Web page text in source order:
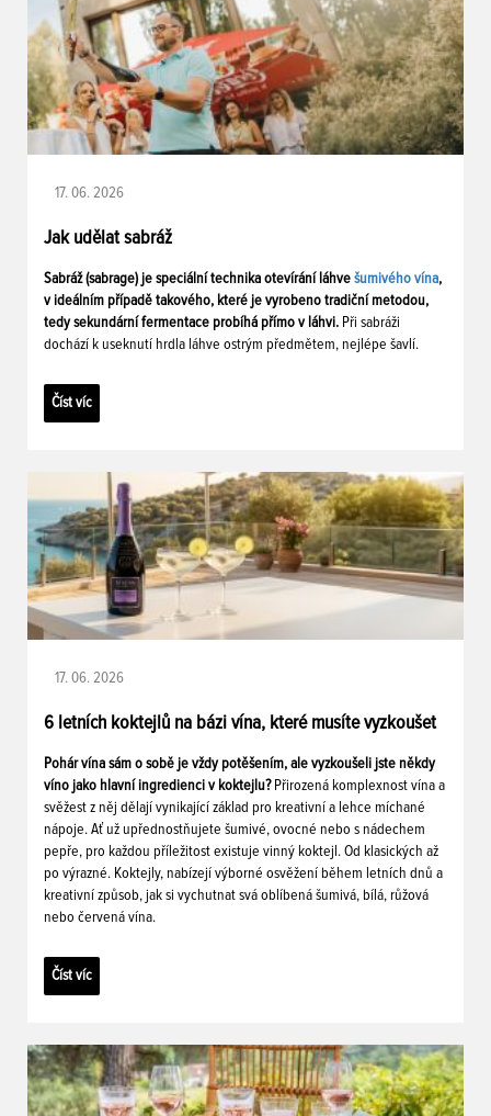
17. 06. 2026
Jak udělat sabráž
Sabráž (sabrage) je speciální technika otevírání láhve šumivého vína,
v ideálním případě takového, které je vyrobeno tradiční metodou,
tedy sekundární fermentace probíhá přímo v láhvi. Při sabráži
dochází k useknutí hrdla láhve ostrým předmětem, nejlépe šavlí.
Číst víc
17. 06. 2026
6 letních koktejlů na bázi vína, které musíte vyzkoušet
Pohár vína sám o sobě je vždy potěšením, ale vyzkoušeli jste někdy
víno jako hlavní ingredienci v koktejlu? Přirozená komplexnost vína a
svěžest z něj dělají vynikající základ pro kreativní a lehce míchané
nápoje. Ať už upřednostňujete šumivé, ovocné nebo s nádechem
pepře, pro každou příležitost existuje vinný koktejl. Od klasických až
po výrazné. Koktejly, nabízejí výborné osvěžení během letních dnů a
kreativní způsob, jak si vychutnat svá oblíbená šumivá, bílá, růžová
nebo červená vína.
Číst víc